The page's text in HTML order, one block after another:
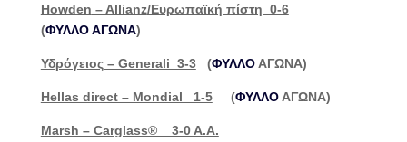
Howden – Allianz/Ευρωπαϊκή πίστη 0-6
(ΦΥΛΛΟ ΑΓΩΝΑ)
Υδρόγειος – Generali 3-3 (ΦΥΛΛΟ ΑΓΩΝΑ)
Hellas direct – Mondial 1-5 (ΦΥΛΛΟ ΑΓΩΝΑ)
Marsh – Carglass® 3-0 A.A.